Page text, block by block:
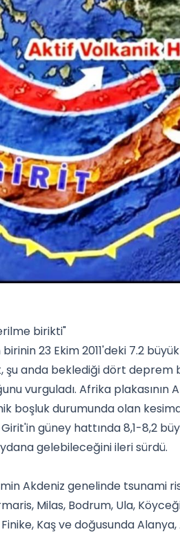
birikti"
23 Ekim 2011'deki 7.2
anda beklediği dört deprem
vurguladı. Afrika plakasının
boşluk durumunda olan
güney hattında 8,1-8,2
gelebileceğini ileri sürdü.
Akdeniz genelinde tsunami
Milas, Bodrum, Ula,
Kaş ve doğusunda Alanya,